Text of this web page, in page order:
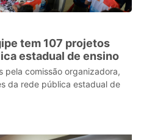
tem 107 projetos
estadual de ensino
pela comissão organizadora,
da rede pública estadual de